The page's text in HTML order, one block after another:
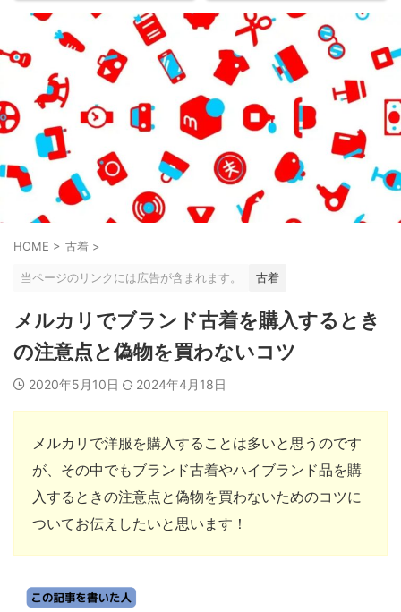
HOME > 古着 >
当ページのリンクには広告が含まれます。 古着
メルカリでブランド古着を購入するとき
の注意点と偽物を買わないコツ
2020年5月10日 2024年4月18日
メルカリで洋服を購入することは多いと思うのです
が、その中でもブランド古着やハイブランド品を購
入するときの注意点と偽物を買わないためのコツに
ついてお伝えしたいと思います！